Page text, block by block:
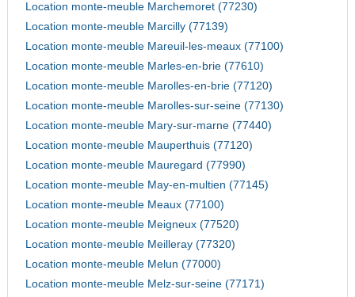
Location monte-meuble Marchemoret (77230)
Location monte-meuble Marcilly (77139)
Location monte-meuble Mareuil-les-meaux (77100)
Location monte-meuble Marles-en-brie (77610)
Location monte-meuble Marolles-en-brie (77120)
Location monte-meuble Marolles-sur-seine (77130)
Location monte-meuble Mary-sur-marne (77440)
Location monte-meuble Mauperthuis (77120)
Location monte-meuble Mauregard (77990)
Location monte-meuble May-en-multien (77145)
Location monte-meuble Meaux (77100)
Location monte-meuble Meigneux (77520)
Location monte-meuble Meilleray (77320)
Location monte-meuble Melun (77000)
Location monte-meuble Melz-sur-seine (77171)